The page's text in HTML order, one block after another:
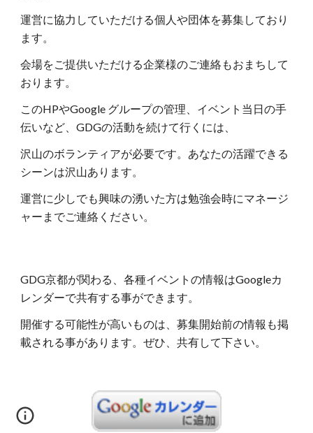
運営に協力していただける個人や団体を募集しており
ます。
会場をご提供いただける企業様のご連絡もおまちして
おります。
このHPやGoogle グループの管理、イベント当日の手
伝いなど、GDGの活動を続けて行くには、
沢山のボランティアが必要です。あなたの活躍できる
シーンは沢山あります。
運営に少しでも興味の湧いた方は勉強会時にマネージ
ャーまでご連絡ください。
GDG京都が関わる、各種イベントの情報はGoogleカ
レンダーで共有する事ができます。
開催する可能性が高いものは、募集開始前の情報も掲
載される事があります。ぜひ、共有して下さい。